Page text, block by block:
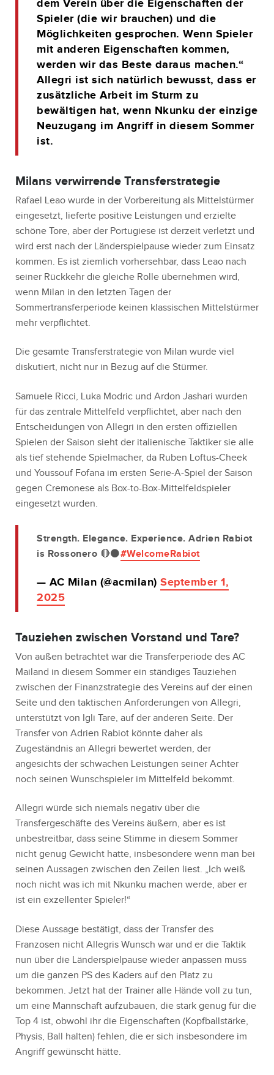
dem Verein über die Eigenschaften der
Spieler (die wir brauchen) und die
Möglichkeiten gesprochen. Wenn Spieler
mit anderen Eigenschaften kommen,
werden wir das Beste daraus machen.“
Allegri ist sich natürlich bewusst, dass er
zusätzliche Arbeit im Sturm zu
bewältigen hat, wenn Nkunku der einzige
Neuzugang im Angriff in diesem Sommer
ist.
Milans verwirrende Transferstrategie
Rafael Leao wurde in der Vorbereitung als Mittelstürmer
eingesetzt, lieferte positive Leistungen und erzielte
schöne Tore, aber der Portugiese ist derzeit verletzt und
wird erst nach der Länderspielpause wieder zum Einsatz
kommen. Es ist ziemlich vorhersehbar, dass Leao nach
seiner Rückkehr die gleiche Rolle übernehmen wird,
wenn Milan in den letzten Tagen der
Sommertransferperiode keinen klassischen Mittelstürmer
mehr verpflichtet.
Die gesamte Transferstrategie von Milan wurde viel
diskutiert, nicht nur in Bezug auf die Stürmer.
Samuele Ricci, Luka Modric und Ardon Jashari wurden
für das zentrale Mittelfeld verpflichtet, aber nach den
Entscheidungen von Allegri in den ersten offiziellen
Spielen der Saison sieht der italienische Taktiker sie alle
als tief stehende Spielmacher, da Ruben Loftus-Cheek
und Youssouf Fofana im ersten Serie-A-Spiel der Saison
gegen Cremonese als Box-to-Box-Mittelfeldspieler
eingesetzt wurden.
Strength. Elegance. Experience. Adrien Rabiot
is Rossonero 🔴⚫#WelcomeRabiot
— AC Milan (@acmilan) September 1,
2025
Tauziehen zwischen Vorstand und Tare?
Von außen betrachtet war die Transferperiode des AC
Mailand in diesem Sommer ein ständiges Tauziehen
zwischen der Finanzstrategie des Vereins auf der einen
Seite und den taktischen Anforderungen von Allegri,
unterstützt von Igli Tare, auf der anderen Seite. Der
Transfer von Adrien Rabiot könnte daher als
Zugeständnis an Allegri bewertet werden, der
angesichts der schwachen Leistungen seiner Achter
noch seinen Wunschspieler im Mittelfeld bekommt.
Allegri würde sich niemals negativ über die
Transfergeschäfte des Vereins äußern, aber es ist
unbestreitbar, dass seine Stimme in diesem Sommer
nicht genug Gewicht hatte, insbesondere wenn man bei
seinen Aussagen zwischen den Zeilen liest. „Ich weiß
noch nicht was ich mit Nkunku machen werde, aber er
ist ein exzellenter Spieler!“
Diese Aussage bestätigt, dass der Transfer des
Franzosen nicht Allegris Wunsch war und er die Taktik
nun über die Länderspielpause wieder anpassen muss
um die ganzen PS des Kaders auf den Platz zu
bekommen. Jetzt hat der Trainer alle Hände voll zu tun,
um eine Mannschaft aufzubauen, die stark genug für die
Top 4 ist, obwohl ihr die Eigenschaften (Kopfballstärke,
Physis, Ball halten) fehlen, die er sich insbesondere im
Angriff gewünscht hätte.